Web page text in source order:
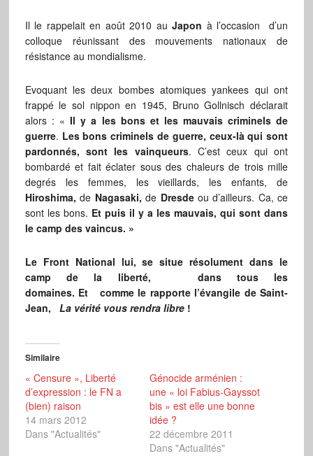
Il le rappelait en août 2010 auJapon à l’occasion d’un
colloque réunissant des mouvements nationaux de
résistance au mondialisme.
Evoquant les deux bombes atomiques yankees qui ont
frappé le sol nippon en 1945, Bruno Gollnisch déclarait
alors : «Il y a les bons et les mauvais criminels de
guerre. Les bons criminels de guerre, ceux-là qui sont
pardonnés, sont les vainqueurs. C’est ceux qui ont
bombardé et fait éclater sous des chaleurs de trois mille
degrés les femmes, les vieillards, les enfants, de
Hiroshima, de Nagasaki, de Dresde ou d’ailleurs. Ca, ce
sont les bons. Et puis il y a les mauvais, qui sont dans
le camp des vaincus. »
Le Front National lui, se situe résolument dans le
camp de la liberté, dans tous les
domaines. Et comme le rapporte l’évangile de Saint-
Jean, La vérité vous rendra libre!
Similaire
« Censure », Liberté
d’expression : le FN a
(bien) raison
14 mars 2012
Dans "Actualités"
Génocide arménien :
une « loi Fabius-Gayssot
bis » est elle une bonne
idée ?
22 décembre 2011
Dans "Actualités"